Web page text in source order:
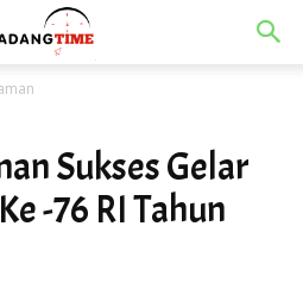
Sukses Gelar
-76 RI Tahun